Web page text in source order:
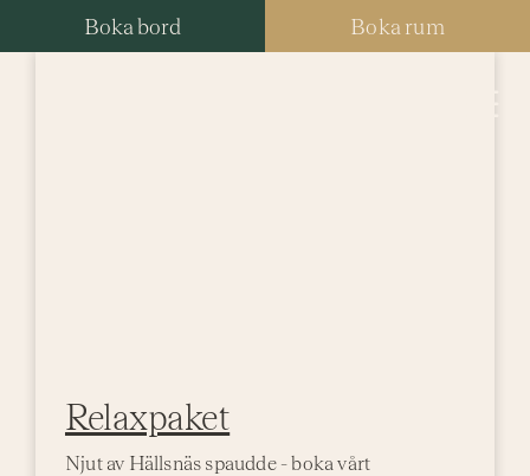
till
Boka bord Boka rum
Relaxpaket
Njut av Hällsnäs spaudde - boka vårt